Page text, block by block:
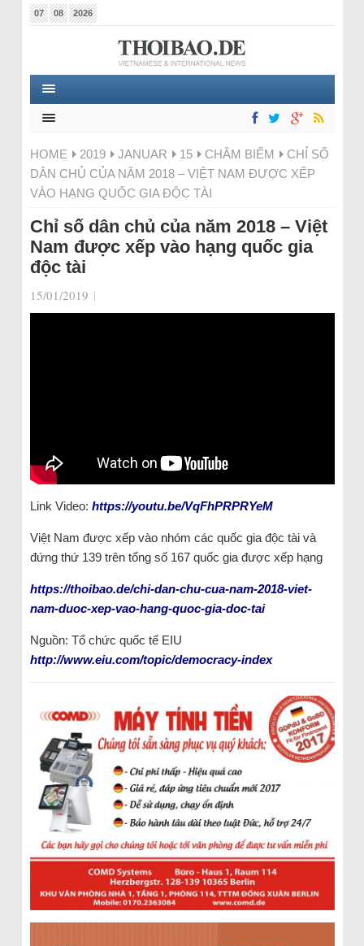
07 08 2026
HOME 2019 JANUAR 15 CHÂM BIẾM
CHỈ SỐ
DÂN CHỦ CỦA NĂM 2018 – VIỆT NAM ĐƯỢC XẾP
VÀO HẠNG QUỐC GIA ĐỘC TÀI
Chỉ số dân chủ của năm 2018 – Việt
Nam được xếp vào hạng quốc gia
độc tài
15/01/2019 |
Link Video: https://youtu.be/VqFhPRPRYeM
Việt Nam được xếp vào nhóm các quốc gia độc tài và
đứng thứ 139 trên tổng số 167 quốc gia được xếp hạng
https://thoibao.de/chi-dan-chu-cua-nam-2018-viet-
nam-duoc-xep-vao-hang-quoc-gia-doc-tai
Nguồn: Tổ chức quốc tế EIU
http://www.eiu.com/topic/democracy-index